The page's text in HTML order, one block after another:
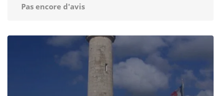
Pas encore d'avis